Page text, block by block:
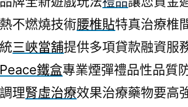
不燃燒技術腰椎貼特真治療椎
三峽當舖提供多項貸款融資服
Peace鐵盒專業煙彈禮品性品質
理腎虛治療效果治療藥物要高